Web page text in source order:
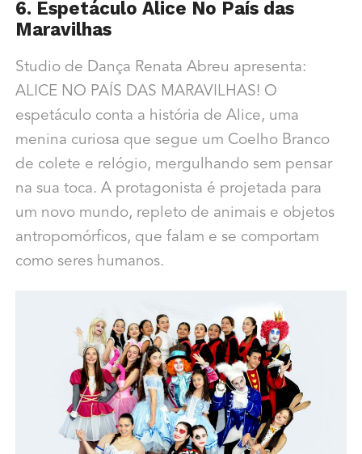
6. Espetáculo Alice No País das
Maravilhas
Studio de Dança Renata Abreu apresenta:
ALICE NO PAÍS DAS MARAVILHAS! O
espetáculo conta a história de Alice, uma
menina curiosa que segue um Coelho Branco
de colete e relógio, mergulhando sem pensar
na sua toca. A protagonista é projetada para
um novo mundo, repleto de animais e objetos
antropomórficos, que falam e se comportam
como seres humanos.